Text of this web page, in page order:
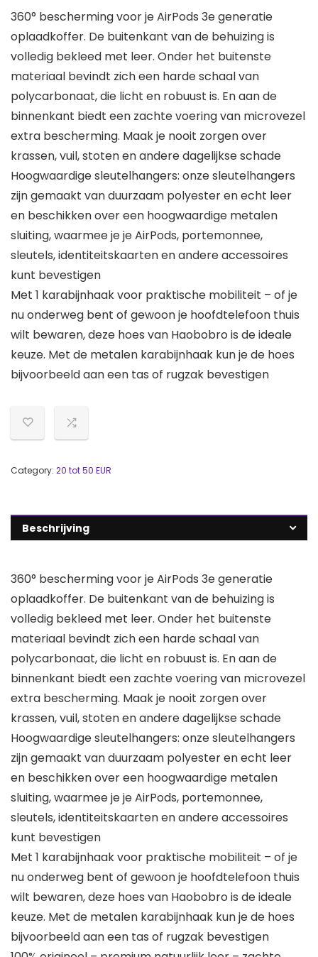
360° bescherming voor je AirPods 3e generatie
oplaadkoffer. De buitenkant van de behuizing is
volledig bekleed met leer. Onder het buitenste
materiaal bevindt zich een harde schaal van
polycarbonaat, die licht en robuust is. En aan de
binnenkant biedt een zachte voering van microvezel
extra bescherming. Maak je nooit zorgen over
krassen, vuil, stoten en andere dagelijkse schade
Hoogwaardige sleutelhangers: onze sleutelhangers
zijn gemaakt van duurzaam polyester en echt leer
en beschikken over een hoogwaardige metalen
sluiting, waarmee je je AirPods, portemonnee,
sleutels, identiteitskaarten en andere accessoires
kunt bevestigen
Met 1 karabijnhaak voor praktische mobiliteit – of je
nu onderweg bent of gewoon je hoofdtelefoon thuis
wilt bewaren, deze hoes van Haobobro is de ideale
keuze. Met de metalen karabijnhaak kun je de hoes
bijvoorbeeld aan een tas of rugzak bevestigen
Category: 20 tot 50 EUR
Beschrijving
360° bescherming voor je AirPods 3e generatie
oplaadkoffer. De buitenkant van de behuizing is
volledig bekleed met leer. Onder het buitenste
materiaal bevindt zich een harde schaal van
polycarbonaat, die licht en robuust is. En aan de
binnenkant biedt een zachte voering van microvezel
extra bescherming. Maak je nooit zorgen over
krassen, vuil, stoten en andere dagelijkse schade
Hoogwaardige sleutelhangers: onze sleutelhangers
zijn gemaakt van duurzaam polyester en echt leer
en beschikken over een hoogwaardige metalen
sluiting, waarmee je je AirPods, portemonnee,
sleutels, identiteitskaarten en andere accessoires
kunt bevestigen
Met 1 karabijnhaak voor praktische mobiliteit – of je
nu onderweg bent of gewoon je hoofdtelefoon thuis
wilt bewaren, deze hoes van Haobobro is de ideale
keuze. Met de metalen karabijnhaak kun je de hoes
bijvoorbeeld aan een tas of rugzak bevestigen